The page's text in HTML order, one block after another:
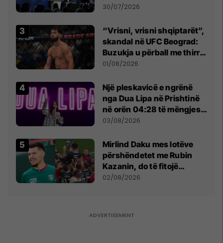
së
30/07/2026
“Vrisni, vrisni shqiptarët”,
skandal në UFC Beograd:
Buzukja u përball me thirrje
anti-shqiptare nga
01/08/2026
Një pleskavicë e ngrënë
nga Dua Lipa në Prishtinë
në orën 04:28 të mëngjesit
- dhe bota digjitale serbe
03/08/2026
Mirlind Daku mes lotëve
përshëndetet me Rubin
Kazanin, do të fitojë
miliona te Spartak Moska
02/08/2026